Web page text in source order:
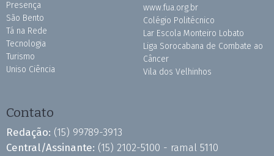
Presença
São Bento
Tá na Rede
Tecnologia
Turismo
Uniso Ciência
www.fua.org.br
Colégio Politécnico
Lar Escola Monteiro Lobato
Liga Sorocabana de Combate ao
Câncer
Vila dos Velhinhos
Contato
Redação: (15) 99789-3913
Central/Assinante: (15) 2102-5100 - ramal 5110